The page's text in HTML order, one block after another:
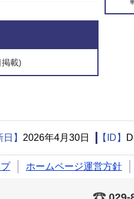
載)
日】 2026年4月30日 【ID】
ホームページ運営方針